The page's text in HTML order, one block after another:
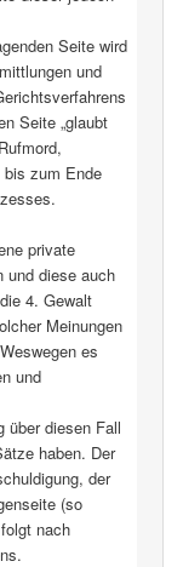
Seite wird
und
Seite „glaubt
zum Ende
private
und diese auch
4. Gewalt
Meinungen
es
und
über diesen Fall
haben. Der
der
(so
nach